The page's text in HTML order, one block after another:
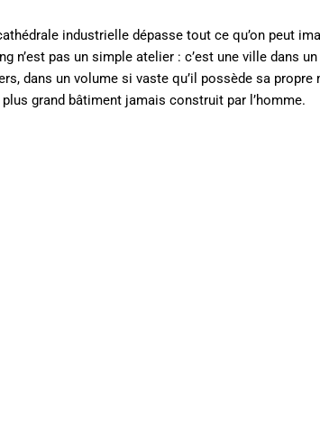
industrielle dépasse tout ce qu’on peut
n’est pas un simple atelier : c’est une ville dans
dans un volume si vaste qu’il possède sa propre
grand bâtiment jamais construit par l’homme.